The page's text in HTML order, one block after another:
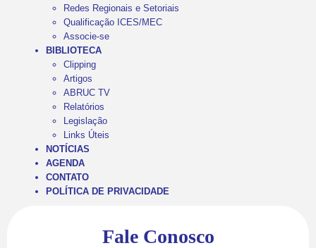
Redes Regionais e Setoriais
Qualificação ICES/MEC
Associe-se
BIBLIOTECA
Clipping
Artigos
ABRUC TV
Relatórios
Legislação
Links Úteis
NOTÍCIAS
AGENDA
CONTATO
POLÍTICA DE PRIVACIDADE
Fale Conosco